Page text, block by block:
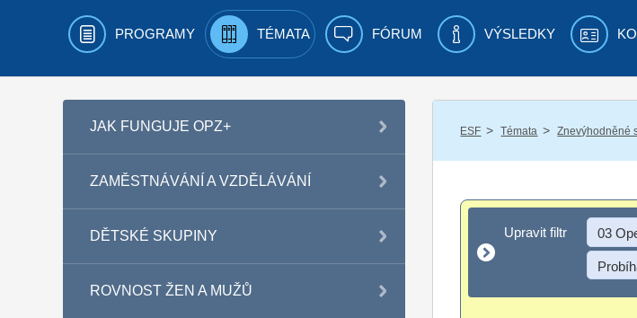
PROGRAMY TÉMATA FÓRUM VÝSLEDKY
JAK FUNGUJE OPZ+
ZAMĚSTNÁVÁNÍ A VZDĚLÁVÁNÍ
DĚTSKÉ SKUPINY
ROVNOST ŽEN A MUŽŮ
ESF / Témata / Znevýhodněné
Upravit filtr
Upravit filtr 03